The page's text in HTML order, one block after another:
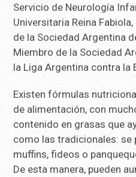
Servicio de Neurología
Universitaria Reina
de la Sociedad Argentina
Miembro de la Sociedad
la Liga Argentina contra la
Existen fórmulas
de alimentación, con
contenido en grasas que
como las tradicionales: se
muffins, fideos o
De esta manera, pueden